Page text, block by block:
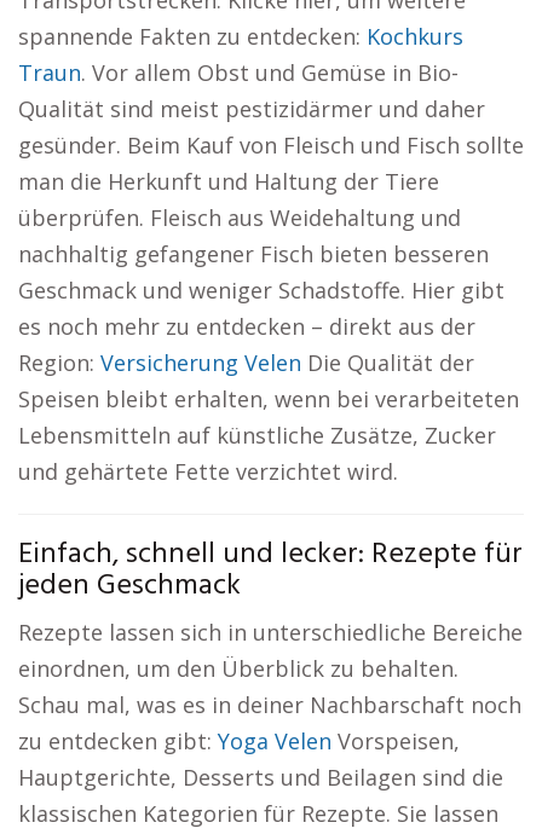
spannende Fakten zu entdecken: Kochkurs
Traun. Vor allem Obst und Gemüse in Bio-
Qualität sind meist pestizidärmer und daher
gesünder. Beim Kauf von Fleisch und Fisch sollte
man die Herkunft und Haltung der Tiere
überprüfen. Fleisch aus Weidehaltung und
nachhaltig gefangener Fisch bieten besseren
Geschmack und weniger Schadstoffe. Hier gibt
es noch mehr zu entdecken – direkt aus der
Region: Versicherung Velen Die Qualität der
Speisen bleibt erhalten, wenn bei verarbeiteten
Lebensmitteln auf künstliche Zusätze, Zucker
und gehärtete Fette verzichtet wird.
Einfach, schnell und lecker: Rezepte für
jeden Geschmack
Rezepte lassen sich in unterschiedliche Bereiche
einordnen, um den Überblick zu behalten.
Schau mal, was es in deiner Nachbarschaft noch
zu entdecken gibt: Yoga Velen Vorspeisen,
Hauptgerichte, Desserts und Beilagen sind die
klassischen Kategorien für Rezepte. Sie lassen